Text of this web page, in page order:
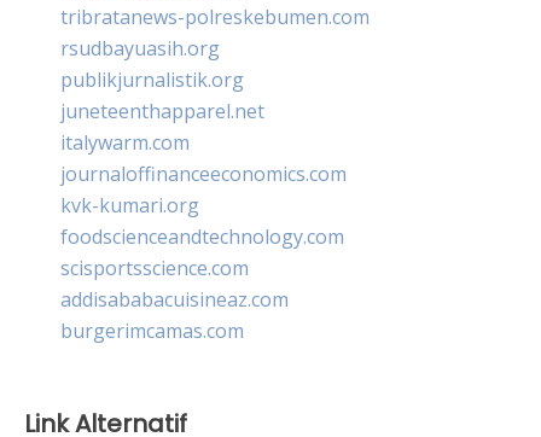
tribratanews-polreskebumen.com
rsudbayuasih.org
publikjurnalistik.org
juneteenthapparel.net
italywarm.com
journaloffinanceeconomics.com
kvk-kumari.org
foodscienceandtechnology.com
scisportsscience.com
addisababacuisineaz.com
burgerimcamas.com
Link Alternatif